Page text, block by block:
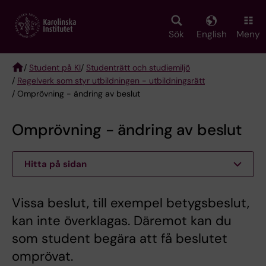
main
Sök English Meny
Breadcrumb
/ Student på KI/ Studenträtt och studiemiljö
/ Regelverk som styr utbildningen - utbildningsrätt
/ Omprövning - ändring av beslut
Omprövning - ändring av beslut
Hitta på sidan
Vissa beslut, till exempel betygsbeslut,
kan inte överklagas. Däremot kan du
som student begära att få beslutet
omprövat.